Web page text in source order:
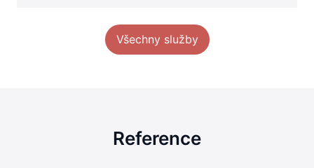
Všechny služby
Reference